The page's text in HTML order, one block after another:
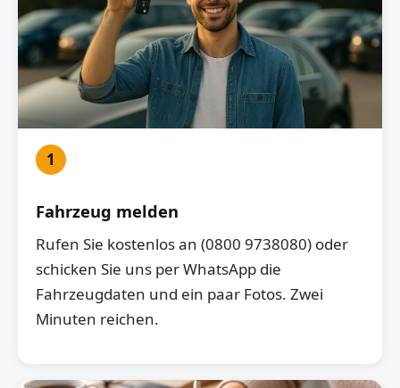
1
Fahrzeug melden
Rufen Sie kostenlos an (0800 9738080) oder
schicken Sie uns per WhatsApp die
Fahrzeugdaten und ein paar Fotos. Zwei
Minuten reichen.